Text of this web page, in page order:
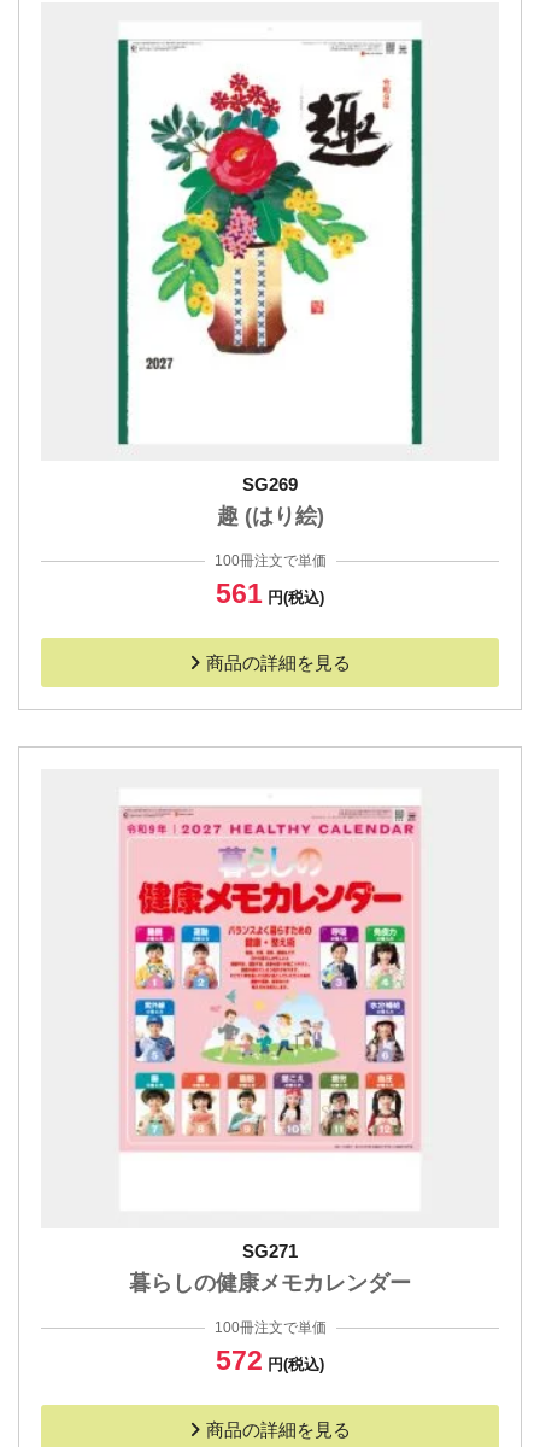
SG269
趣 (はり絵)
100冊注文で単価
561 円(税込)
商品の詳細を見る
SG271
暮らしの健康メモカレンダー
100冊注文で単価
572 円(税込)
商品の詳細を見る